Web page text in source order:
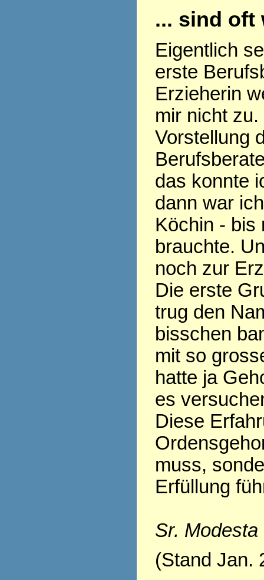
... sind oft
Eigentlich
erste
Erzieherin
mir nicht
Vorstellung
das konnte
dann war
Köchin - bis
brauchte.
noch zur
Die erste
trug den
bisschen
mit so
hatte ja
es
Diese
muss,
Erfüllung
Sr.
(Stand Jan.